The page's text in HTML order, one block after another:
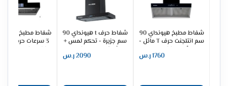
شفاط مطبخ هيونداي 90
سم انتلجنت حرف T مائل -
أسود HY-06
1760ر.س
شفاط حرف t هيونداي 90
سم جزيرة - تحكم لمس +
اشارة - اسود HY-07
2090ر.س
BLACK1500